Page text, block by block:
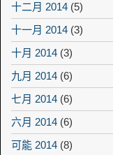
十二月 2014 (5)
十一月 2014 (3)
十月 2014 (3)
九月 2014 (6)
七月 2014 (6)
六月 2014 (6)
可能 2014 (8)